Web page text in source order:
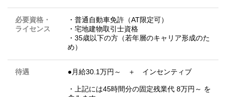
必要資格・
ライセンス
・普通自動車免許（AT限定可）
・宅地建物取引士資格
・35歳以下の方（若年層のキャリア形成のた
め）
待遇 ●月給30.1万円～ ＋ インセンティブ
・上記には45時間分の固定残業代 8万円～ を